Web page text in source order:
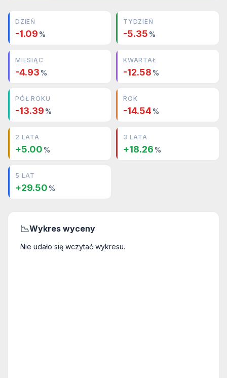
DZIEŃ
-1.09 %
TYDZIEŃ
-5.35 %
MIESIĄC
-4.93 %
KWARTAŁ
-12.58 %
PÓŁ ROKU
-13.39 %
ROK
-14.54 %
2 LATA
+5.00 %
3 LATA
+18.26 %
5 LAT
+29.50 %
📉Wykres wyceny
Nie udało się wczytać wykresu.